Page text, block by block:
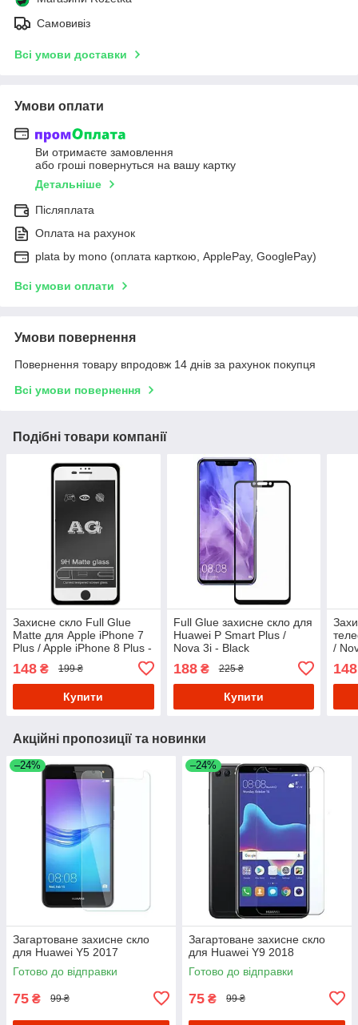
Самовивіз
Всі умови доставки
Умови оплати
Ви отримаєте замовлення
або гроші повернуться на вашу картку
Детальніше
Післяплата
Оплата на рахунок
plata by mono (оплата карткою, ApplePay, GooglePay)
Всі умови оплати
Умови повернення
Повернення товару впродовж 14 днів за рахунок покупця
Всі умови повернення
Подібні товари компанії
Захисне скло Full Glue
Matte для Apple iPhone 7
Plus / Apple iPhone 8 Plus -
148 ₴ 199 ₴
Купити
Full Glue захисне скло для
Huawei P Smart Plus /
Nova 3i - Black
188₴ 225 ₴
Купити
/
148
Акційні пропозиції та новинки
–24%
Загартоване захисне скло
для Huawei Y5 2017
Готово до відправки
75 ₴ 99 ₴
–24%
Загартоване захисне скло
для Huawei Y9 2018
Готово до відправки
75 ₴ 99 ₴